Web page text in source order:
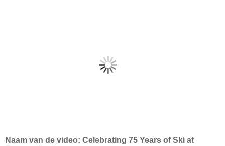
Naam van de video: Celebrating 75 Years of Ski at